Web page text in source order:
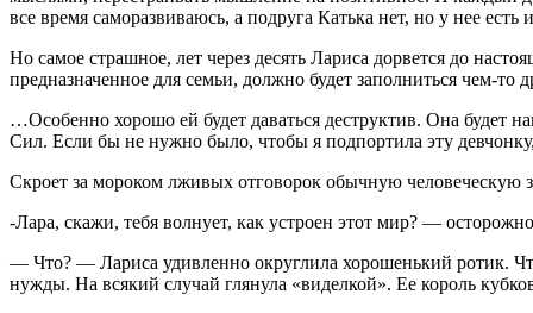
все время саморазвиваюсь, а подруга Катька нет, но у нее
Но самое страшное, лет через десять Лариса дорвется до
предназначенное для семьи, должно будет заполниться чем-то
…Особенно хорошо ей будет даваться деструктив. Она будет
Сил. Если бы не нужно было, чтобы я подпортила эту
Скроет за мороком лживых отговорок обычную человеческую
-Лара, скажи, тебя волнует, как устроен этот мир? —
— Что? — Лариса удивленно округлила хорошенький ротик.
нужды. На всякий случай глянула «виделкой». Ее король